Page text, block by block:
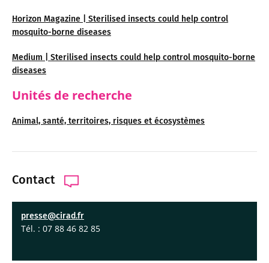
Horizon Magazine | Sterilised insects could help control
mosquito-borne diseases
Medium | Sterilised insects could help control mosquito-borne
diseases
Unités de recherche
Animal, santé, territoires, risques et écosystèmes
Contact
presse@cirad.fr
Tél. : 07 88 46 82 85